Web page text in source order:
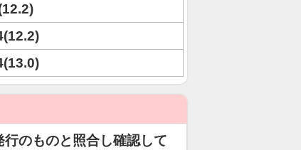
のものと照合し確認して